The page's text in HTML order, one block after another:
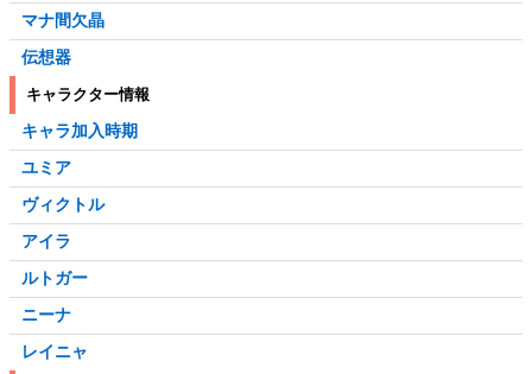
マナ間欠晶
伝想器
キャラクター情報
キャラ加入時期
ユミア
ヴィクトル
アイラ
ルトガー
ニーナ
レイニャ